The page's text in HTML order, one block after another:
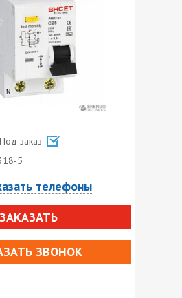
Под заказ
5
телефоны
ЗАКАЗАТЬ
ЗВОНОК